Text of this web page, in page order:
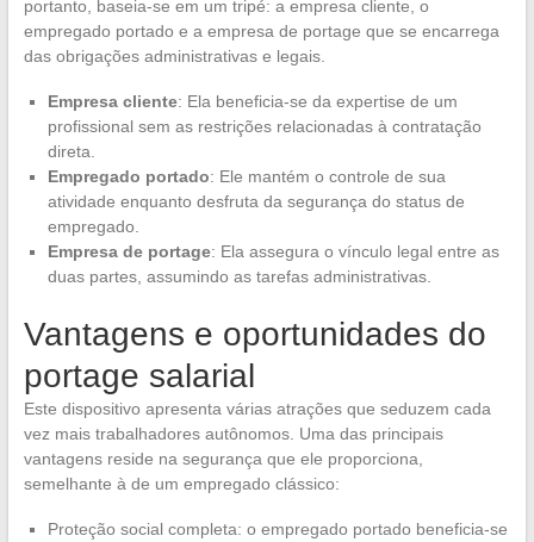
portanto, baseia-se em um tripé: a empresa cliente, o
empregado portado e a empresa de portage que se encarrega
das obrigações administrativas e legais.
Empresa cliente: Ela beneficia-se da expertise de um
profissional sem as restrições relacionadas à contratação
direta.
Empregado portado: Ele mantém o controle de sua
atividade enquanto desfruta da segurança do status de
empregado.
Empresa de portage: Ela assegura o vínculo legal entre as
duas partes, assumindo as tarefas administrativas.
Vantagens e oportunidades do
portage salarial
Este dispositivo apresenta várias atrações que seduzem cada
vez mais trabalhadores autônomos. Uma das principais
vantagens reside na segurança que ele proporciona,
semelhante à de um empregado clássico:
Proteção social completa: o empregado portado beneficia-se